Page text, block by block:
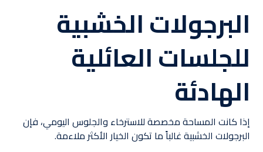
البرجولات الخشبية
للجلسات العائلية
الهادئة
إذا كانت المساحة مخصصة للاسترخاء والجلوس اليومي، فإن
البرجولات الخشبية غالباً ما تكون الخيار الأكثر ملاءمة.